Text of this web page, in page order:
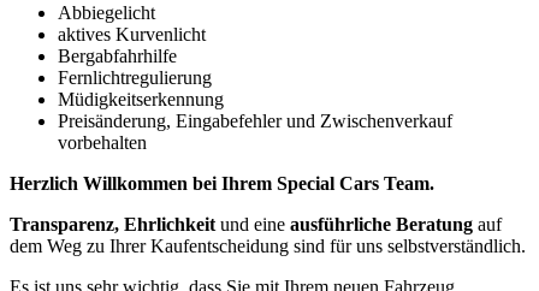
Abbiegelicht
aktives Kurvenlicht
Bergabfahrhilfe
Fernlichtregulierung
Müdigkeitserkennung
Preisänderung, Eingabefehler und Zwischenverkauf
vorbehalten
Herzlich Willkommen bei Ihrem Special Cars Team.
Transparenz, Ehrlichkeit und eine ausführliche Beratung auf
dem Weg zu Ihrer Kaufentscheidung sind für uns selbstverständlich.
Es ist uns sehr wichtig, dass Sie mit Ihrem neuen Fahrzeug